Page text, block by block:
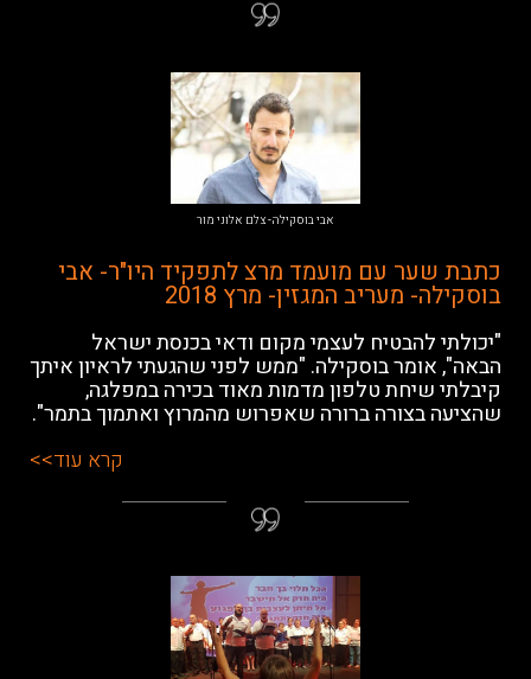
אבי בוסקילה- צלם אלוני מור
כתבת שער עם מועמד מרצ לתפקיד היו"ר- אבי
בוסקילה- מעריב המגזין- מרץ 2018
"יכולתי להבטיח לעצמי מקום ודאי בכנסת ישראל
הבאה", אומר בוסקילה. "ממש לפני שהגעתי לראיון איתך
קיבלתי שיחת טלפון מדמות מאוד בכירה במפלגה,
שהציעה בצורה ברורה שאפרוש מהמרוץ ואתמוך בתמר".
קרא עוד>>